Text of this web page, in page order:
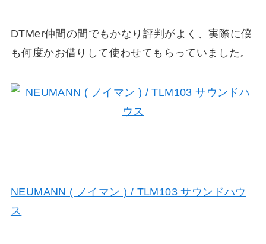
DTMer仲間の間でもかなり評判がよく、実際に僕
も何度かお借りして使わせてもらっていました。
NEUMANN ( ノイマン ) / TLM103 サウンドハウ
ス